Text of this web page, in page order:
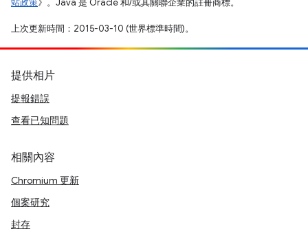
站政策》。Java 是 Oracle 和/或其關聯企業的註冊商標。
上次更新時間：2015-03-10 (世界標準時間)。
提供相片
提報錯誤
查看已知問題
相關內容
Chromium 更新
個案研究
封存